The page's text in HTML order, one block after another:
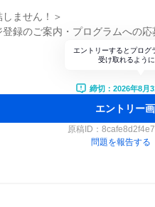
ません！＞
録のご案内・プログラムへの応
エントリーするとプログ
受け取れるよう
締切：2026年8月
エントリー
原稿ID：
問題を報告する